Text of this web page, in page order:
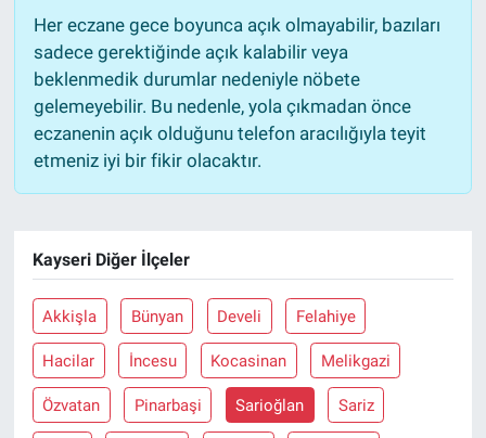
Her eczane gece boyunca açık olmayabilir, bazıları
sadece gerektiğinde açık kalabilir veya
beklenmedik durumlar nedeniyle nöbete
gelemeyebilir. Bu nedenle, yola çıkmadan önce
eczanenin açık olduğunu telefon aracılığıyla teyit
etmeniz iyi bir fikir olacaktır.
Kayseri Diğer İlçeler
Akkişla Bünyan Develi Felahiye
Hacilar İncesu Kocasinan Melikgazi
Özvatan Pinarbaşi Sarioğlan Sariz